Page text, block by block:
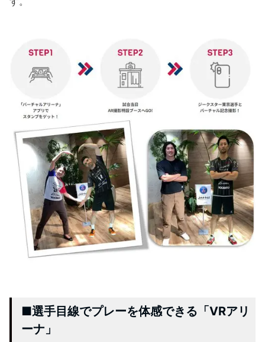
■選手目線でプレーを体感できる「VRアリ
ーナ」